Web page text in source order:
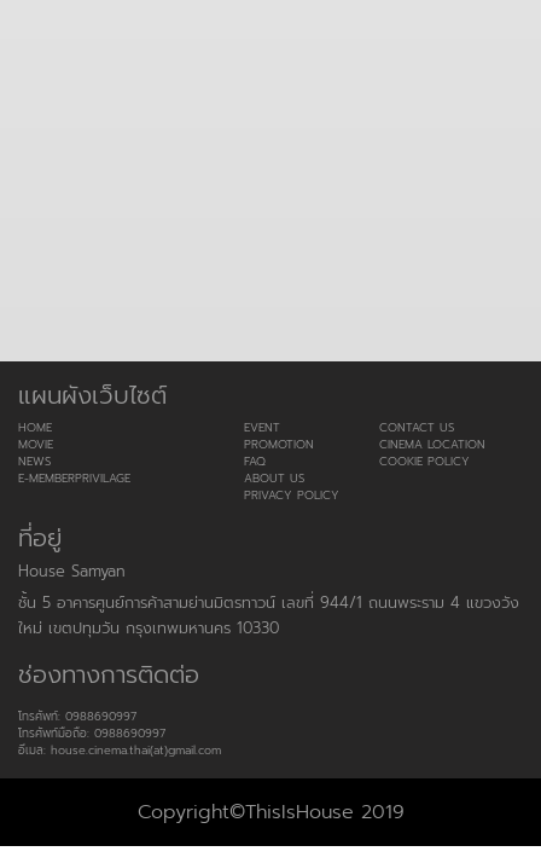
แผนผังเว็บไซต์
HOME
MOVIE
NEWS
E-MEMBERPRIVILAGE
EVENT
PROMOTION
FAQ
ABOUT US
PRIVACY POLICY
CONTACT US
CINEMA LOCATION
COOKIE POLICY
ที่อยู่
House Samyan
ชั้น 5 อาคารศูนย์การค้าสามย่านมิตรทาวน์ เลขที่ 944/1 ถนนพระราม 4 แขวงวัง
ใหม่ เขตปทุมวัน กรุงเทพมหานคร 10330
ช่องทางการติดต่อ
โทรศัพท์: 0988690997
โทรศัพท์มือถือ: 0988690997
อีเมล: house.cinema.thai(at)gmail.com
Copyright©ThisIsHouse 2019